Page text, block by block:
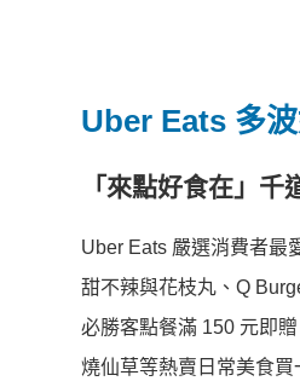
Uber Eats 多
「來點好食在」
Uber Eats 嚴選消費者最
甜不辣與花枝丸、Q
必勝客點餐滿 150 元即
燒仙草等熱賣日常美食買